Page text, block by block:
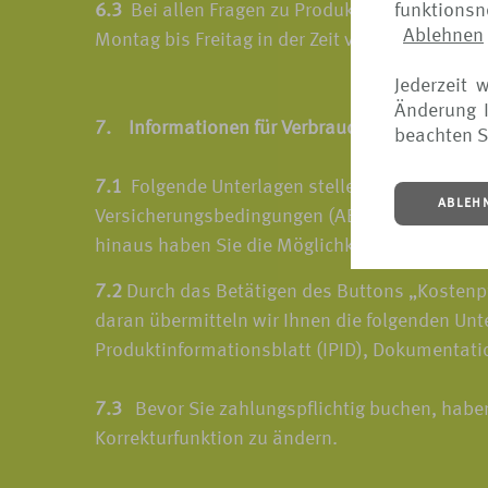
Ablehnen
Jederzeit
Änderung
beachten
6.3 Bei allen Fragen zu Produkten und
Montag bis Freitag in der Zeit von 9.00 bis
7. Informationen für Verbraucher bei
7.1 Folgende Unterlagen stellen wir Ihnen
Versicherungsbedingungen (ABV),
hinaus haben Sie die Möglichkeit, sich diese
7.2 Durch das Betätigen des Buttons
daran übermitteln wir Ihnen die folgenden
Produktinformationsblatt (IPID),
7.3 Bevor Sie zahlungspflichtig buchen,
Korrekturfunktion zu ändern.